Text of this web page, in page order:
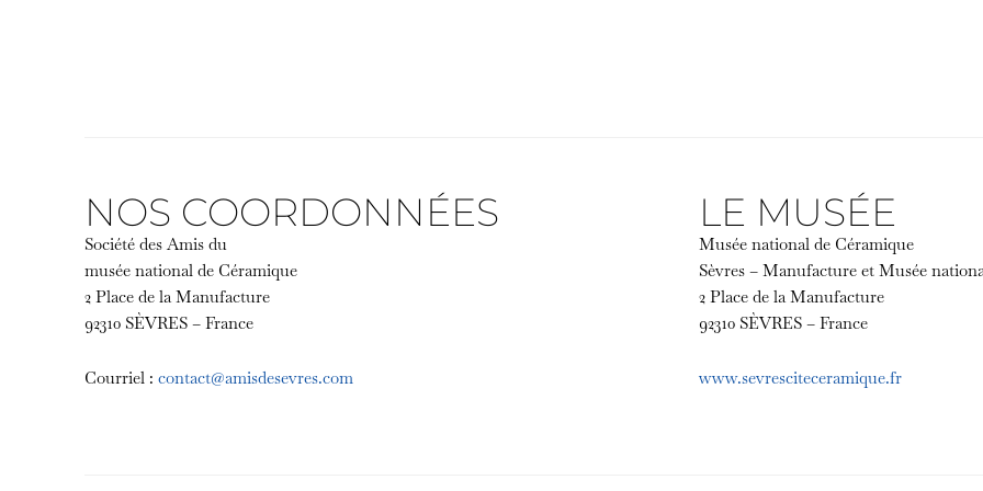
NOS COORDONNÉES
Société des Amis du
musée national de Céramique
2 Place de la Manufacture
92310 SÈVRES – France
Courriel :contact@amisdesevres.com
LE MUSÉE
Musée national de Céramique
Sèvres – Manufacture et Musée
2 Place de la Manufacture
92310 SÈVRES – France
www.sevresciteceramique.fr